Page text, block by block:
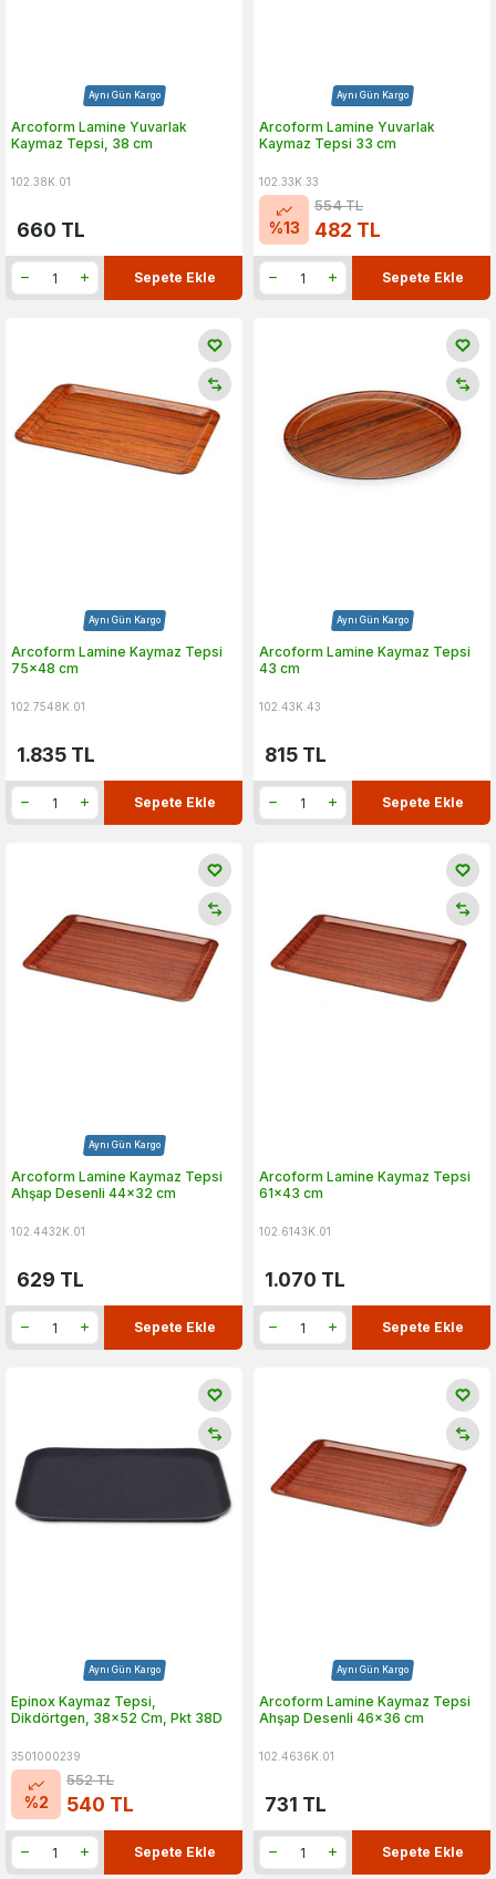
Aynı Gün Kargo
Arcoform Lamine Yuvarlak
Kaymaz Tepsi, 38 cm
102.38K.01
660 TL
Sepete Ekle
Aynı Gün Kargo
Arcoform Lamine Yuvarlak
Kaymaz Tepsi 33 cm
102.33K.33
%13
554TL
482 TL
Sepete Ekle
Aynı Gün Kargo
Arcoform Lamine Kaymaz Tepsi
75x48 cm
102.7548K.01
1.835 TL
Sepete Ekle
Aynı Gün Kargo
Arcoform Lamine Kaymaz Tepsi
43 cm
102.43K.43
815 TL
Sepete Ekle
Aynı Gün Kargo
Arcoform Lamine Kaymaz Tepsi
Ahşap Desenli 44x32 cm
102.4432K.01
629 TL
Sepete Ekle
Arcoform Lamine Kaymaz Tepsi
61x43 cm
102.6143K.01
1.070 TL
Sepete Ekle
Aynı Gün Kargo
Epinox Kaymaz Tepsi,
Dikdörtgen, 38x52 Cm, Pkt 38D
3501000239
%2
552TL
540 TL
Sepete Ekle
Aynı Gün Kargo
Arcoform Lamine Kaymaz Tepsi
Ahşap Desenli 46x36 cm
102.4636K.01
731 TL
Sepete Ekle